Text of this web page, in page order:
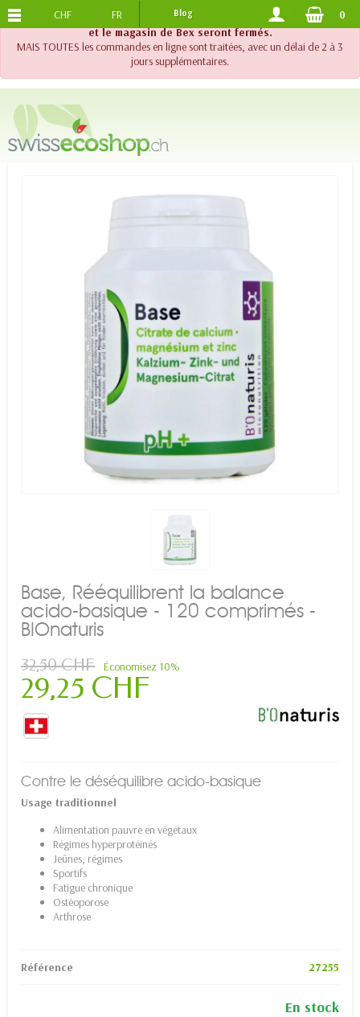
!! Important !! Jusqu'au 20 août 2026, le support téléphonique
et le magasin de Bex seront fermés.
MAIS TOUTES les commandes en ligne sont traitées, avec un délai de 2 à 3
jours supplémentaires.
PORTS OFFERTS DES 120.-
CHF FR Blog 0
Base, Rééquilibrent la balance
acido-basique - 120 comprimés -
BIOnaturis
32,50 CHF Économisez 10%
29,25 CHF
Contre le déséquilibre acido-basique
Usage traditionnel
Alimentation pauvre en végétaux
Régimes hyperprotéinés
Jeûnes, régimes
Sportifs
Fatigue chronique
Ostéoporose
Arthrose
Référence 27255
En stock